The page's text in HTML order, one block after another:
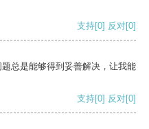
支持[0] 反对[0]
总是能够得到妥善解决，让我能
支持[0] 反对[0]